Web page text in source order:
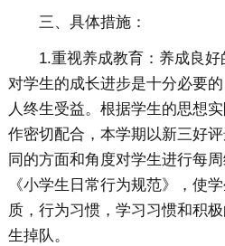
三、具体措施：
1.重视养成教育：养成良好
对学生的成长进步是十分必要
人终生受益。根据学生的思想
作密切配合，本学期以新三好
同的方面和角度对学生进行每
《小学生日常行为规范》，使
质，行为习惯，学习习惯和积
生掉队。